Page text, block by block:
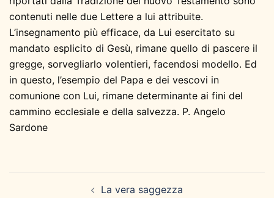
contenuti nelle due Lettere a lui attribuite.
L’insegnamento più efficace, da Lui esercitato su
mandato esplicito di Gesù, rimane quello di pascere il
gregge, sorvegliarlo volentieri, facendosi modello. Ed
in questo, l’esempio del Papa e dei vescovi in
comunione con Lui, rimane determinante ai fini del
cammino ecclesiale e della salvezza. P. Angelo
Sardone
La vera saggezza